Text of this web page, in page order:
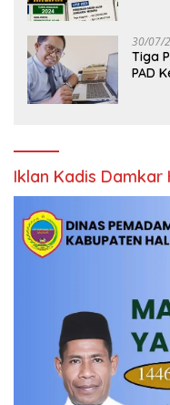
30/07/
Tiga
PAD
Iklan Kadis Damkar